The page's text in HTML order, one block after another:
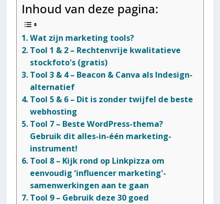
Inhoud van deze pagina:
Wat zijn marketing tools?
Tool 1 & 2 – Rechtenvrije kwalitatieve
stockfoto's (gratis)
Tool 3 & 4 – Beacon & Canva als Indesign-
alternatief
Tool 5 & 6 – Dit is zonder twijfel de beste
webhosting
Tool 7 – Beste WordPress-thema?
Gebruik dit alles-in-één marketing-
instrument!
Tool 8 – Kijk rond op Linkpizza om
eenvoudig ‘influencer marketing'-
samenwerkingen aan te gaan
Tool 9 – Gebruik deze 30 goed